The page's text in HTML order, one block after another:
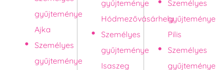
gyűjteménye
Ajka
Személyes
gyűjteménye
gyűjteménye
Hódmezővásárhely
Személyes
gyűjteménye
Isaszeg
Személyes
gyűjteménye
Pilis
Személyes
gyűjteménye